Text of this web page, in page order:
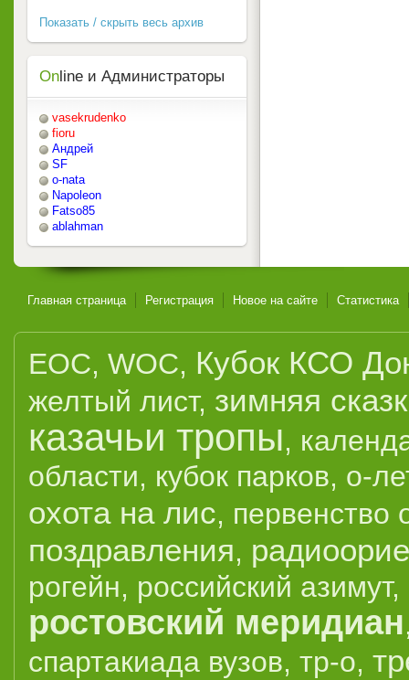
Показать / скрыть весь архив
On line и Администраторы
vasekrudenko
fioru
Андрей
SF
o-nata
Napoleon
Fatso85
ablahman
Главная страница Регистрация Новое на сайте Статистика
EOC, WOC, Кубок КСО
желтый лист, зимняя
казачьи тропы,
области, кубок парков, о-
охота на лис, первенство
поздравления,
рогейн, российский азимут,
ростовский меридиан
спартакиада вузов, тр-о,